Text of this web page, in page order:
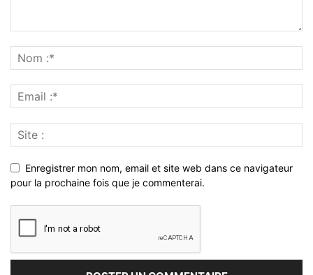
Enregistrer mon nom, email et site web dans ce navigateur
pour la prochaine fois que je commenterai.